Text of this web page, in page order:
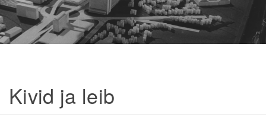
Kivid ja leib